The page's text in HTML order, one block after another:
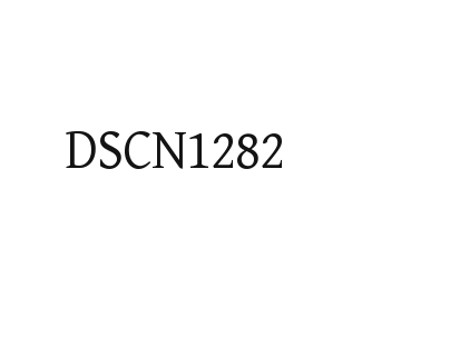
DSCN1282